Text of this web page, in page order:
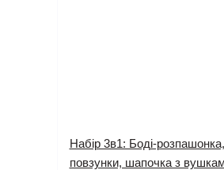
Набір 3в1: Боді-розпашонка,
повзунки, шапочка з